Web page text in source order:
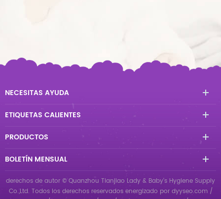
NECESITAS AYUDA
ETIQUETAS CALIENTES
PRODUCTOS
BOLETÍN MENSUAL
derechos de autor © Quanzhou Tianjiao Lady & Baby's Hygiene Supply
Co.,Ltd. Todos los derechos reservados energizado por dyyseo.com /